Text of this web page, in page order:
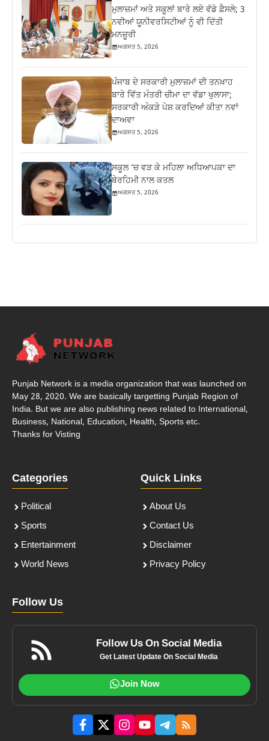
ਮੁਲਾਜ਼ਮਾਂ ਅਤੇ ਸਕੂਲਾਂ ਬਾਰੇ ਲਏ ਵੱਡੇ ਫ਼ੈਸਲੇ; 3
ਨਵੀਆਂ ਯੂਨੀਵਰਸਿਟੀਆਂ ਨੂੰ ਵੀ ਦਿੱਤੀ
ਮਨਜ਼ੂਰੀ
ਅਗਸਤ 5, 2026
ਪੰਜਾਬ ਦੇ ਸਰਕਾਰੀ ਮੁਲਾਜ਼ਮਾਂ ਦੀ ਤਨਖ਼ਾਹ
ਬਾਰੇ ਵਿੱਤ ਮੰਤਰੀ ਚੀਮਾ ਦਾ ਵੱਡਾ ਖੁਲਾਸਾ;
ਸਰਕਾਰੀ ਅੰਕੜੇ ਪੇਸ਼ ਕਰਦਿਆਂ ਕੀਤਾ ਨਵਾਂ
ਦਾਅਵਾ
ਅਗਸਤ 5, 2026
ਸਕੂਲ ‘ਚ ਵੜ ਕੇ ਮਹਿਲਾ ਅਧਿਆਪਕਾ ਦਾ
ਬੇਰਹਿਮੀ ਨਾਲ ਕਤਲ
ਅਗਸਤ 5, 2026
Punjab Network is a media organization that was launched on
May 28, 2020. We are basically targetting Punjab Region of
India. But we are also publishing news related to International,
Business, National, Education, Health, Sports etc.
Thanks for Visting
Categories
Political
Sports
Entertainment
World News
Quick Links
About Us
Contact Us
Disclaimer
Privacy Policy
Follow Us
Follow Us On Social Media
Get Latest Update On Social Media
Join Now